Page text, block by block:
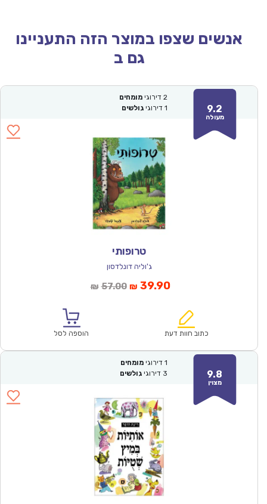
אנשים שצפו במוצר הזה התעניינו
גם ב
9.2
מעולה
2 דירוגי מומחים
1 דירוגי גולשים
טרופותי
ג'וליה דונלדסון
₪ 57.00המחיר
₪57.00.
₪ 39.90המחיר
הוא:
כתוב חוות דעת הוספה לסל
9.8
מצוין
1 דירוגי מומחים
3 דירוגי גולשים